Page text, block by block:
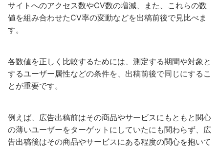
サイトへのアクセス数やCV数の増減、また、これらの数
値を組み合わせたCV率の変動などを出稿前後で見比べま
す。
各数値を正しく比較するためには、測定する期間や対象と
するユーザー属性などの条件を、出稿前後で同じにするこ
とが重要です。
例えば、広告出稿前はその商品やサービスにもともと関心
の薄いユーザーをターゲットにしていたにも関わらず、広
告出稿後はその商品やサービスにある程度の関心を抱いて